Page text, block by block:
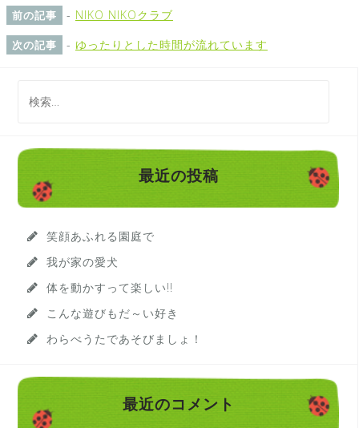
前の記事 - NIKO NIKOクラブ
次の記事 - ゆったりとした時間が流れています
最近の投稿
笑顔あふれる園庭で
我が家の愛犬
体を動かすって楽しい!!
こんな遊びもだ～い好き
わらべうたであそびましょ！
最近のコメント